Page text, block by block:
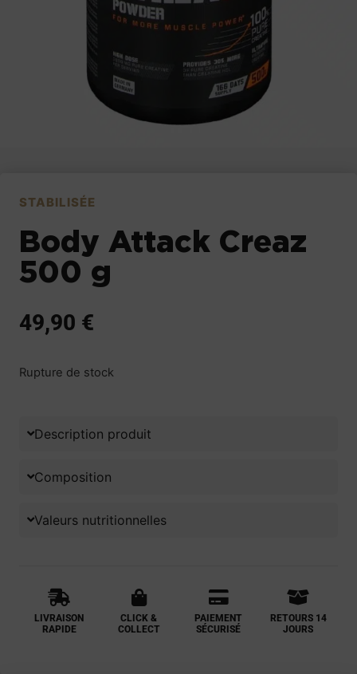
STABILISÉE
Body Attack Creaz
500 g
49,90 €
Rupture de stock
Description produit
Composition
Valeurs nutritionnelles
LIVRAISON
RAPIDE
CLICK &
COLLECT
PAIEMENT
SÉCURISÉ
RETOURS 14
JOURS